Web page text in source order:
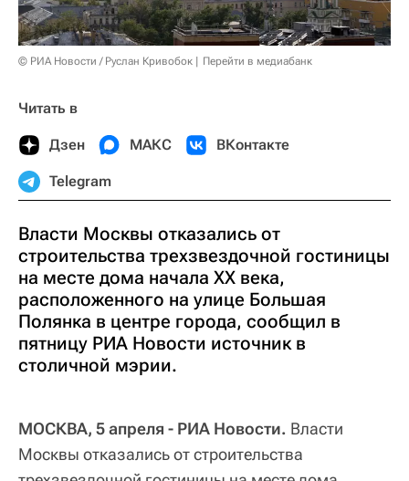
© РИА Новости / Руслан Кривобок Перейти в медиабанк
Читать в
Дзен МАКС ВКонтакте
Telegram
Власти Москвы отказались от
строительства трехзвездочной гостиницы
на месте дома начала XX века,
расположенного на улице Большая
Полянка в центре города, сообщил в
пятницу РИА Новости источник в
столичной мэрии.
МОСКВА, 5 апреля - РИА Новости. Власти
Москвы отказались от строительства